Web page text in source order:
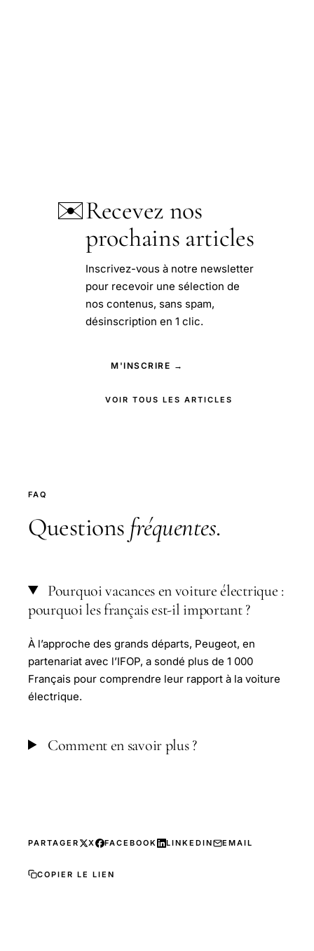
✉️Recevez nos
prochains articles
Inscrivez-vous à notre newsletter
pour recevoir une sélection de
nos contenus, sans spam,
désinscription en 1 clic.
M'INSCRIRE →
VOIR TOUS LES ARTICLES
FAQ
Questions fréquentes.
Pourquoi vacances en voiture électrique :
pourquoi les français est-il important ?
À l’approche des grands départs, Peugeot, en
partenariat avec l’IFOP, a sondé plus de 1 000
Français pour comprendre leur rapport à la voiture
électrique.
Comment en savoir plus ?
PARTAGER X FACEBOOK LINKEDIN EMAIL
COPIER LE LIEN